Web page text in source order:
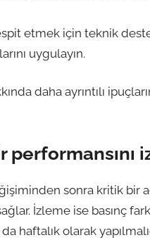
etmek için teknik
uygulayın.
daha ayrıntılı
performansını
sonra kritik bir
İzleme ise basınç
haftalık olarak